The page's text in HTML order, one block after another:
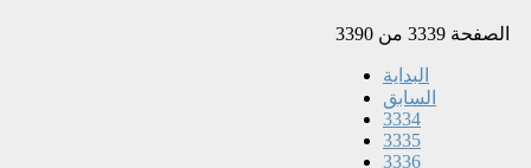
الصفحة 3339 من 3390
البداية
السابق
3334
3335
3336